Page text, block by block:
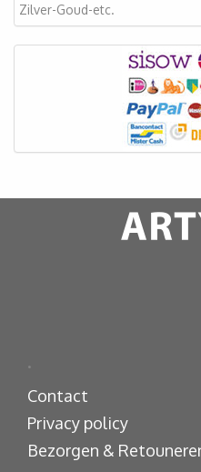
Zilver-Goud-etc.
.
Contact
Privacy policy
Bezorgen &